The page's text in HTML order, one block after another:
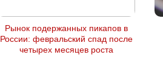
Рынок подержанных пикапов в
России: февральский спад после
четырех месяцев роста